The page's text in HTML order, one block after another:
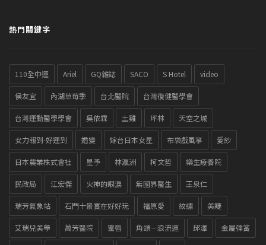
熱門關鍵字
110全中運 Ariel GQ雜誌 SACO S Hotel video
侯友宜 內湖草莓季 台北醫院 台灣復健醫學會
台灣運動醫學學會 吳依霖 土雞 坪林 天空之城
女力報到-好運到 婚變 嫁台日本女星 布袋戲風箏 愛紗
日本農業株式會社 星予 林瀛洲 柯文哲 樂生療養院
民政局 江宏傑 火神的眼淚 無國界醫生 王泉仁
瑞芳氣象站 石門十景實在好好玩 福原愛 紋繡 美睫
艾瑞兒美學 萬芳醫院 蜜唇 角頭－浪流連 邱澤 金屬彈簧